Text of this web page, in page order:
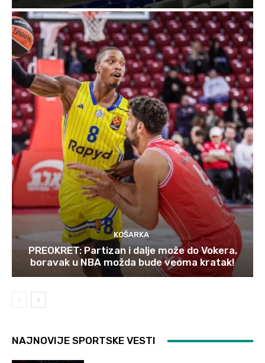
KOŠARKA
PREOKRET: Partizan i dalje može do Vokera,
boravak u NBA možda bude veoma kratak!
NAJNOVIJE SPORTSKE VESTI